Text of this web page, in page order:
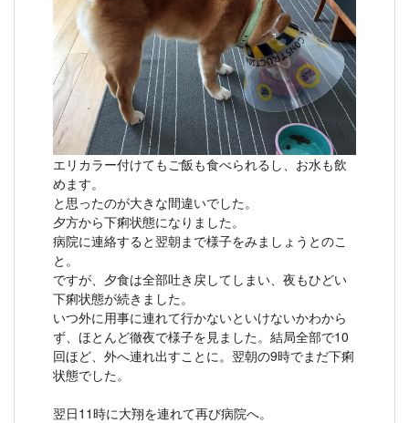
エリカラー付けてもご飯も食べられるし、お水も飲
めます。
と思ったのが大きな間違いでした。
夕方から下痢状態になりました。
病院に連絡すると翌朝まで様子をみましょうとのこ
と。
ですが、夕食は全部吐き戻してしまい、夜もひどい
下痢状態が続きました。
いつ外に用事に連れて行かないといけないかわから
ず、ほとんど徹夜で様子を見ました。結局全部で10
回ほど、外へ連れ出すことに。翌朝の9時でまだ下痢
状態でした。
翌日11時に大翔を連れて再び病院へ。